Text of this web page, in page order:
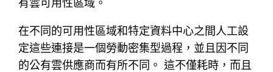
有雲可用性區域。
在不同的可用性區域和特定資料中心之間人工設
定這些連接是一個勞動密集型過程，並且因不同
的公有雲供應商而有所不同。 這不僅耗時，而且